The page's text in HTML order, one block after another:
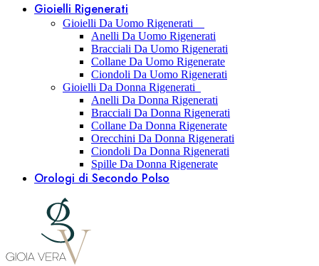
Gioielli Rigenerati
Gioielli Da Uomo Rigenerati
Anelli Da Uomo Rigenerati
Bracciali Da Uomo Rigenerati
Collane Da Uomo Rigenerate
Ciondoli Da Uomo Rigenerati
Gioielli Da Donna Rigenerati
Anelli Da Donna Rigenerati
Bracciali Da Donna Rigenerati
Collane Da Donna Rigenerate
Orecchini Da Donna Rigenerati
Ciondoli Da Donna Rigenerati
Spille Da Donna Rigenerate
Orologi di Secondo Polso